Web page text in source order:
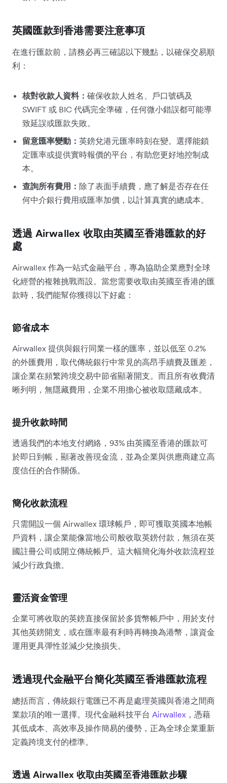
英國匯款到香港需要注意事項
在進行匯款前，請務必再三確認以下幾點，以確保交易順
利：
核對收款人資料： 確保收款人姓名、戶口號碼及
SWIFT 或 BIC 代碼完全準確，任何微小錯誤都可能導
致延誤或匯款失敗。
留意匯率變動： 英鎊兌港元匯率時刻在變。選擇能鎖
定匯率或提供實時報價的平台，有助您更好地控制成
本。
查詢所有費用： 除了表面手續費，應了解是否存在任
何中介銀行費用或匯率加價，以計算真實的總成本。
透過 Airwallex 收取由英國至香港匯款的好
處
Airwallex 作為一站式金融平台，專為協助企業應對全球
化經營的複雜挑戰而設。當您需要收取由英國至香港的匯
款時，我們能幫你獲得以下好處：
節省成本
Airwallex 提供與銀行同業一樣的匯率，並以低至 0.2%
的外匯費用，取代傳統銀行中常見的高昂手續費及匯差，
讓企業在頻繁跨境交易中節省顯著開支。而且所有收費清
晰列明，無隱藏費用，企業不用擔心被收取隱藏成本。
提升收款時間
透過我們的本地支付網絡，93% 由英國至香港的匯款可
於即日到帳，顯著改善現金流，並為企業與供應商建立高
度信任的合作關係。
簡化收款流程
只需開設一個 Airwallex 環球帳戶，即可獲取英國本地帳
戶資料，讓企業能像當地公司般收取英鎊付款，無須在英
國註冊公司或開立傳統帳戶。這大幅簡化海外收款流程並
減少行政負擔。
靈活資金管理
企業可將收取的英鎊直接保留於多貨幣帳戶中，用於支付
其他英鎊開支，或在匯率最有利時再轉換為港幣，讓資金
運用更具彈性並減少兌換損失。
透過現代金融平台簡化英國至香港匯款流程
總括而言，傳統銀行電匯已不再是處理英國與香港之間商
業款項的唯一選擇。現代金融科技平台 Airwallex ，憑藉
其低成本、高效率及操作簡易的優勢，正為全球企業重新
定義跨境支付的標準。
透過 Airwallex 收取由英國至香港匯款步驟